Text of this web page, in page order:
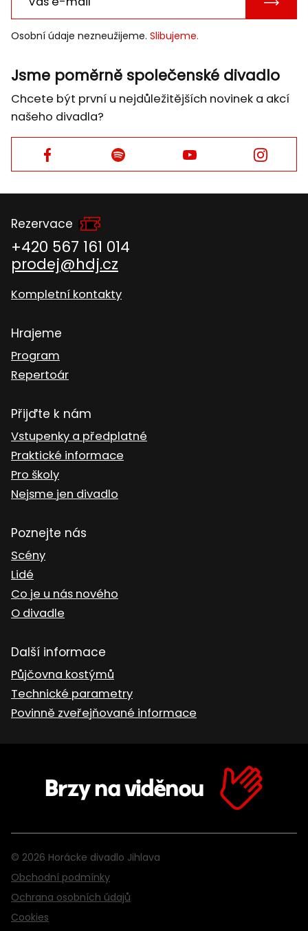
E-
Osobní údaje nezneužijeme. Slibujeme.
Jsme poměrně společenské divadlo
Chcete být první u nejdůležitějších novinek a akcí
našeho divadla?
Facebook Facebook Facebook Facebook
Rezervace
+420 567 161 014
prodej@hdj.cz
Kompletní kontakty
Hrajeme
Program
Repertoár
Přijďte k nám
Vstupenky a předplatné
Praktické informace
Pro školy
Nejsme jen divadlo
Poznejte nás
Scény
Lidé
Co je u nás nového
O divadle
Další informace
Půjčovna kostýmů
Technické parametry
Povinně zveřejňované informace
Brzy na viděnou
© 2026 Horácke divadlo Jihlava
Obchodní podmínky
Ochrana osobních údajů
Cookies